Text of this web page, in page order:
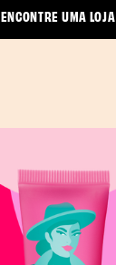
ENCONTRE UMA LOJA